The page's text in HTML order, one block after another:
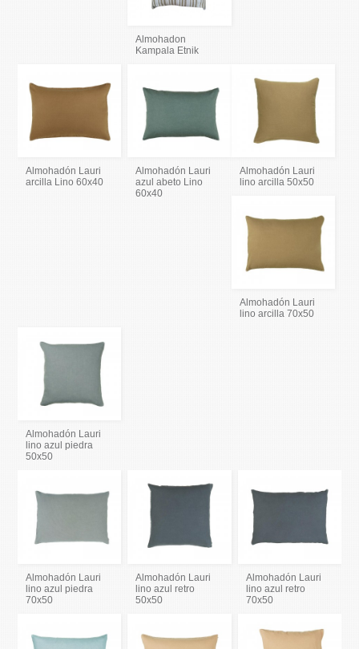
Almohadon
Kampala Etnik
Almohadón Lauri
arcilla Lino 60x40
Almohadón Lauri
azul abeto Lino
60x40
Almohadón Lauri
lino arcilla 50x50
Almohadón Lauri
lino arcilla 70x50
Almohadón Lauri
lino azul piedra
50x50
Almohadón Lauri
lino azul piedra
70x50
Almohadón Lauri
lino azul retro
50x50
Almohadón Lauri
lino azul retro
70x50